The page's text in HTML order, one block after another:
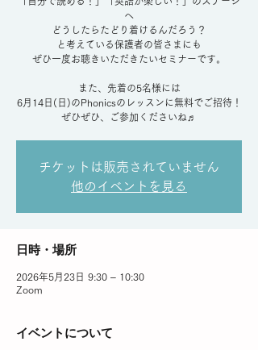
へ
どうしたらたどり着けるんだろう？
と考えている保護者の皆さまにも
ぜひ一度お聴きいただきたいセミナーです。
また、先着の5名様には
6月14日(日)のPhonicsのレッスンに無料でご招待！
ぜひぜひ、ご参加くださいね♬
チケットは販売されていません
他のイベントを見る
日時・場所
2026年5月23日 9:30 – 10:30
Zoom
イベントについて